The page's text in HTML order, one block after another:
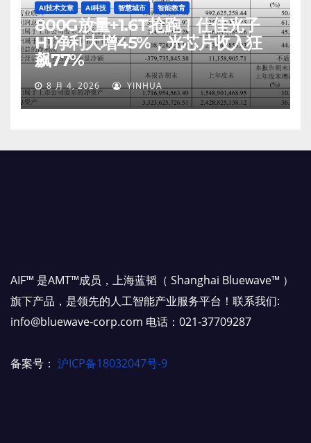
AI技术文章 AI科技 智慧城市 智能教育
800G放量+1.6T抢跑！仕佳光子
H1净利大增45%，光芯片收入狂
飙77%
8 月 4, 2026 YINHUA
AIF™ 是AMT™成员，上海蓝韬（ Shanghai Bluewave™ ）
旗下产品，是领先的人工智能产业服务平台！联系我们:
info@bluewave-corp.com 电话：021-37709287
备案号： 沪ICP备18032047号-9